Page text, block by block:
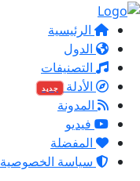
الرئيسية
الدول
التصنيفات
الأدلة
جديد
المدونة
فيديو
المفضلة
سياسة الخصوصية